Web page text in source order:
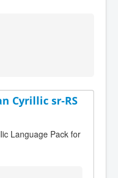
Cyrillic sr-RS
Language Pack for